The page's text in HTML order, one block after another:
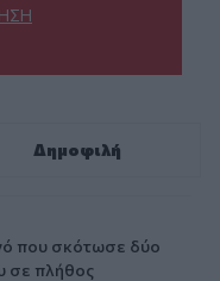
Δημοφιλή
που σκότωσε δύο
σε πλήθος